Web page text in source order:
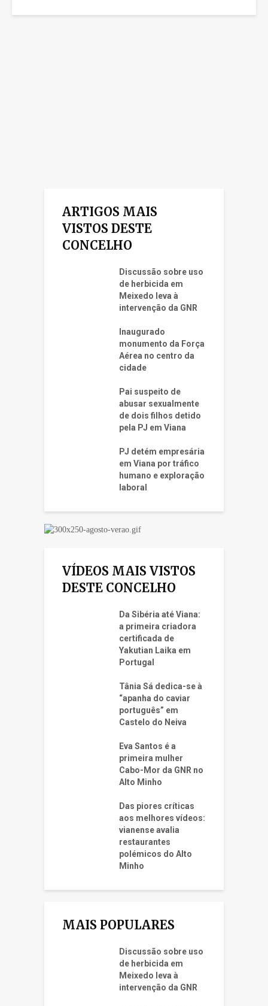
ARTIGOS MAIS
VISTOS DESTE
CONCELHO
Discussão sobre uso
de herbicida em
Meixedo leva à
intervenção da GNR
Inaugurado
monumento da Força
Aérea no centro da
cidade
Pai suspeito de
abusar sexualmente
de dois filhos detido
pela PJ em Viana
PJ detém empresária
em Viana por tráfico
humano e exploração
laboral
VÍDEOS MAIS VISTOS
DESTE CONCELHO
Da Sibéria até Viana:
a primeira criadora
certificada de
Yakutian Laika em
Portugal
Tânia Sá dedica-se à
“apanha do caviar
português” em
Castelo do Neiva
Eva Santos é a
primeira mulher
Cabo-Mor da GNR no
Alto Minho
Das piores críticas
aos melhores vídeos:
vianense avalia
restaurantes
polémicos do Alto
Minho
MAIS POPULARES
Discussão sobre uso
de herbicida em
Meixedo leva à
intervenção da GNR